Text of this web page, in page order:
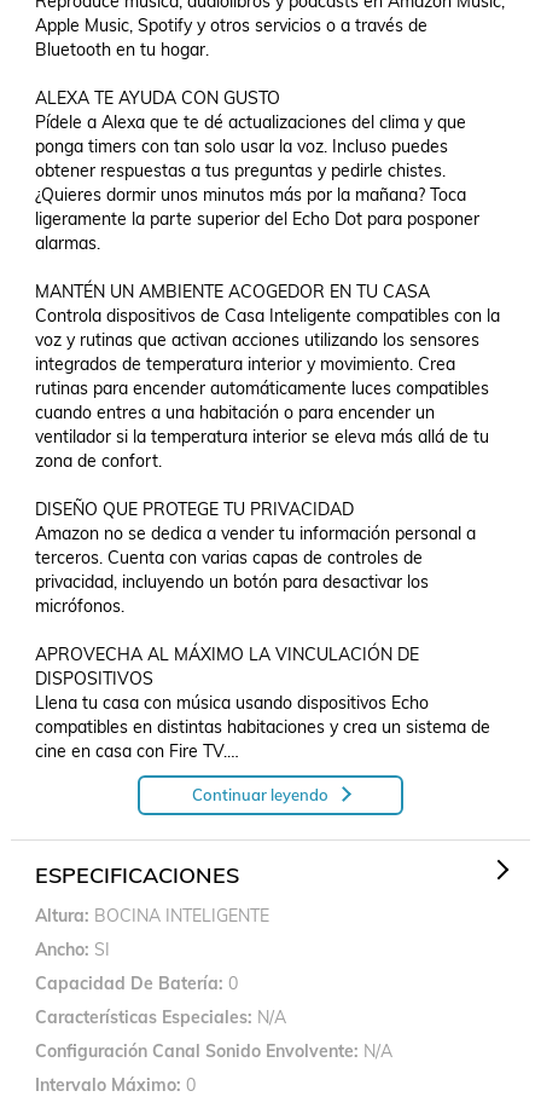
Apple Music, Spotify y otros servicios o a través de
Bluetooth en tu hogar.
ALEXA TE AYUDA CON GUSTO
Pídele a Alexa que te dé actualizaciones del clima y que
ponga timers con tan solo usar la voz. Incluso puedes
obtener respuestas a tus preguntas y pedirle chistes.
¿Quieres dormir unos minutos más por la mañana? Toca
ligeramente la parte superior del Echo Dot para posponer
alarmas.
MANTÉN UN AMBIENTE ACOGEDOR EN TU CASA
Controla dispositivos de Casa Inteligente compatibles con la
voz y rutinas que activan acciones utilizando los sensores
integrados de temperatura interior y movimiento. Crea
rutinas para encender automáticamente luces compatibles
cuando entres a una habitación o para encender un
ventilador si la temperatura interior se eleva más allá de tu
zona de confort.
DISEÑO QUE PROTEGE TU PRIVACIDAD
Amazon no se dedica a vender tu información personal a
terceros. Cuenta con varias capas de controles de
privacidad, incluyendo un botón para desactivar los
micrófonos.
APROVECHA AL MÁXIMO LA VINCULACIÓN DE
DISPOSITIVOS
Llena tu casa con música usando dispositivos Echo
compatibles en distintas habitaciones y crea un sistema de
cine en casa con Fire TV.
ESPECIFICACIONES
802.11a/b/g/n/ac (2.4 y 5 GHz). No admite la conexión con
redes wifi ad hoc (peer-to-peer, también conocida como red
* Transmisión de audio desde tu dispositivo móvil a Echo Dot
o desde Echo Dot a tu bocina
* Bocina de proyección frontal de 1.73“
* La app de Alexa es compatible con los dispositivo.
Continuar leyendo
ESPECIFICACIONES
Altura BOCINA INTELIGENTE
Ancho SI
Capacidad De Batería 0
Características Especiales N/A
Configuración Canal Sonido Envolvente N/A
Intervalo Máximo 0